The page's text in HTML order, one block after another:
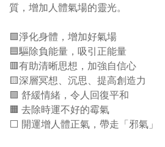
質，增加人體氣場的靈光。
🟩淨化身體，增加好氣場
🟦驅除負能量，吸引正能量
🟥有助清晰思想，加強自信心
🟨深層冥想、沉思、提高創造力
🟪 舒緩情緒，令人回復平和
🟧 去除時運不好的霉氣
⬜️ 開運增人體正氣，帶走「邪氣」